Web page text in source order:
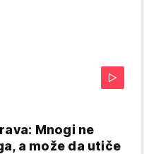
Mnogi ne
a može da utiče